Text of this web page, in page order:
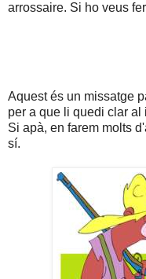
arrossaire. Si ho veus
Aquest és un missatge
per a que li quedi clar al
Si apà, en farem molts
sí.